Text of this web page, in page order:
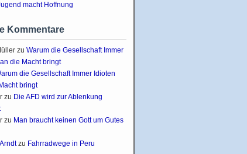
macht Hoffnung
Kommentare
zu Warum die Gesellschaft Immer
die Macht bringt
die Gesellschaft Immer Idioten
bringt
zu Die AFD wird zur Ablenkung
zu Man braucht keinen Gott um Gutes
zu Fahrradwege in Peru